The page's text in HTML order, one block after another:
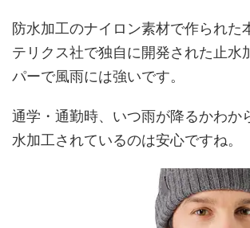
防水加工のナイロン素材で作られた
テリクス社で独自に開発された止水
パーで風雨には強いです。
通学・通勤時、いつ雨が降るかわか
水加工されているのは安心ですね。